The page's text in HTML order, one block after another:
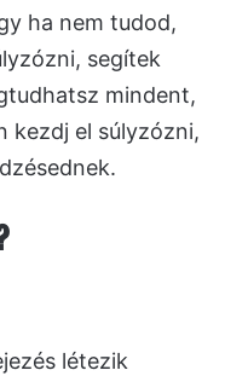
ha nem tudod,
segítek
mindent,
kezdj el súlyzózni,
létezik